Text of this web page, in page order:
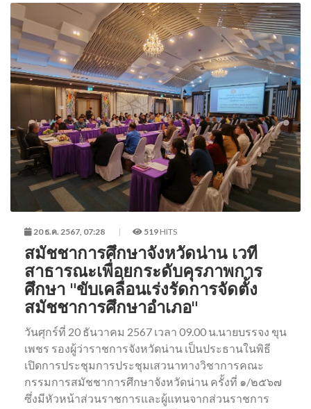
20 ธ.ค. 2567, 07:28 519 HITS
สมัชชาการศึกษาจังหวัดน่าน เวที
สาธารณะเพื่อยกระดับคุรภาพการ
ศึกษา "ขับเคลื่อนเร่งรัดการจัดตั้ง
สมัชชาการศึกษาอำเภอ"
วันศุกร์ที่ 20 ธันวาคม 2567 เวลา 09.00 น.นายบรรจง ขุน
เพชร รองผู้ว่าราชการจังหวัดน่าน เป็นประธานในพิธี
เปิดการประชุมการประชุมเสวนาทางวิชาการคณะ
กรรมการสมัชชาการศึกษาจังหวัดน่าน ครั้งที่ ๑/๒๕๖๗
ซึ่งมีหัวหน้าส่วนราชการและผู้แทนจากส่วนราชการ